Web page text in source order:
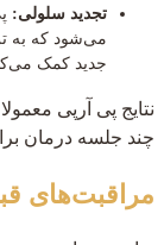
تجدید سلولی:
می‌شود که به
جدید کمک
نتایج پی آرپی
چند جلسه درمان
مراقبت‌های